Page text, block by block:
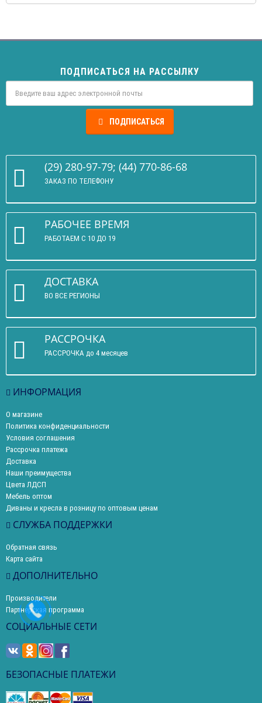
ПОДПИСАТЬСЯ НА РАССЫЛКУ
ПОДПИСАТЬСЯ
(29) 280-97-79; (44) 770-86-68
ЗАКАЗ ПО ТЕЛЕФОНУ
РАБОЧЕЕ ВРЕМЯ
РАБОТАЕМ С 10 ДО 19
ДОСТАВКА
ВО ВСЕ РЕГИОНЫ
РАССРОЧКА
РАССРОЧКА до 4 месяцев
ИНФОРМАЦИЯ
О магазине
Политика конфиденциальности
Условия соглашения
Рассрочка платежа
Доставка
Наши преимущества
Цвета ЛДСП
Мебель оптом
Диваны и кресла в розницу по оптовым ценам
СЛУЖБА ПОДДЕРЖКИ
Обратная связь
Карта сайта
ДОПОЛНИТЕЛЬНО
Производители
Партнерская программа
СОЦИАЛЬНЫЕ СЕТИ
БЕЗОПАСНЫЕ ПЛАТЕЖИ